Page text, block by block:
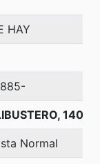
HAY
1400
Normal